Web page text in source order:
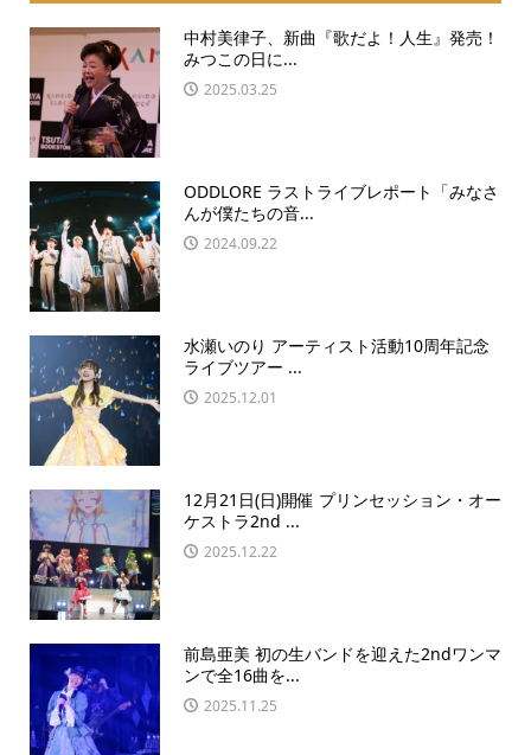
中村美律子、新曲『歌だよ！人生』発売！
みつこの日に...
2025.03.25
ODDLORE ラストライブレポート「みなさ
んが僕たちの音...
2024.09.22
水瀬いのり アーティスト活動10周年記念
ライブツアー ...
2025.12.01
12月21日(日)開催 プリンセッション・オー
ケストラ2nd ...
2025.12.22
前島亜美 初の生バンドを迎えた2ndワンマ
ンで全16曲を...
2025.11.25